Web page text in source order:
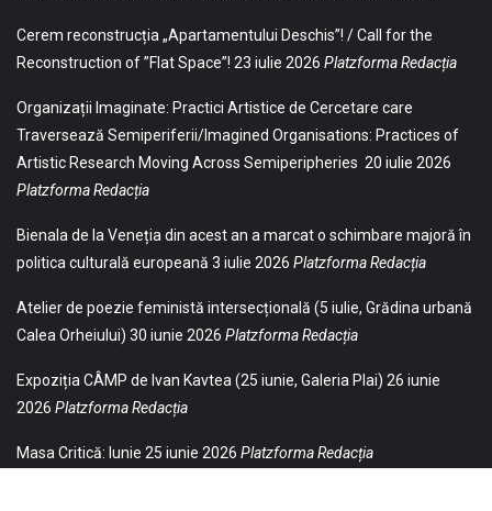
Cerem reconstrucția „Apartamentului Deschis”! / Call for the
Reconstruction of ”Flat Space”! 23 iulie 2026 Platzforma Redacția
Organizații Imaginate: Practici Artistice de Cercetare care
Traversează Semiperiferii/Imagined Organisations: Practices of
Artistic Research Moving Across Semiperipheries 20 iulie 2026
Platzforma Redacția
Bienala de la Veneția din acest an a marcat o schimbare majoră în
politica culturală europeană 3 iulie 2026 Platzforma Redacția
Atelier de poezie feministă intersecțională (5 iulie, Grădina urbană
Calea Orheiului) 30 iunie 2026 Platzforma Redacția
Expoziția CÂMP de Ivan Kavtea (25 iunie, Galeria Plai) 26 iunie
2026 Platzforma Redacția
Masa Critică: Iunie 25 iunie 2026 Platzforma Redacția